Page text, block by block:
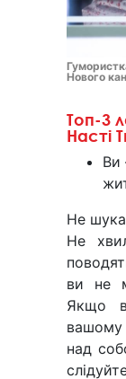
Нового
Топ-3
Насті
Ви
Не
Не
ви не
Якщо
над